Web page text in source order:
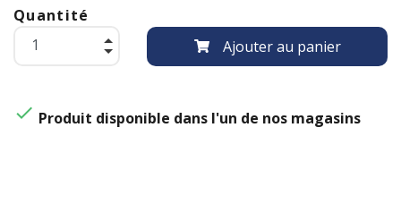
Quantité
Ajouter au panier
 Produit disponible dans l'un de nos magasins